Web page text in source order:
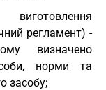
регламент) -
визначено
норми та
засобу;